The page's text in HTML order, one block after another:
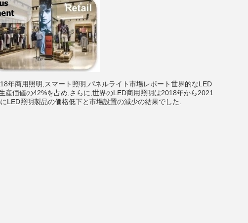
年商用照明,スマート照明,パネルライト市場レポート世界的なLED
価値の42%を占め,さらに,世界のLED商用照明は2018年から2021
照明製品の価格低下と市場設置の減少の結果でした.